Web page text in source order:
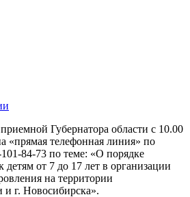
Губернатора области с 10.00
«прямая телефонная линия» по
84-73 по теме: «О порядке
детям от 7 до 17 лет в организации
на территории
и г. Новосибирска».